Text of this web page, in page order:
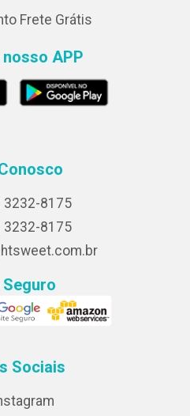
Frete Grátis
nosso APP
3232-8175
3232-8175
Sociais